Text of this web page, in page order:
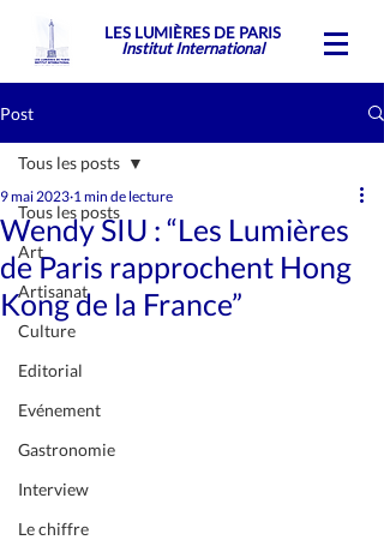
LES LUMIÈRES DE PARIS
Institut International
Post
Tous les posts
Art
Artisanat
Culture
Editorial
Evénement
Gastronomie
Interview
Le chiffre
Tous les posts
Wendy SIU : “Les Lumières
de Paris rapprochent Hong
Kong de la France”
9 mai 2023 1 min de lecture